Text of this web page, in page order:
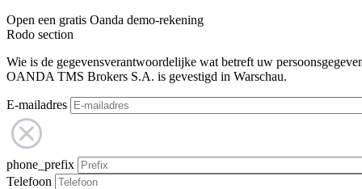
Open een gratis Oanda demo-rekening
Rodo section
Wie is de gegevensverantwoordelijke wat betreft uw
OANDA TMS Brokers S.A. is gevestigd in Warschau.
E-mailadres
phone_prefix
Telefoon